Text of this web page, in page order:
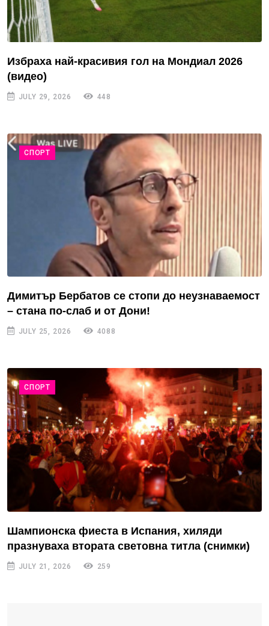
Избраха най-красивия гол на Мондиал 2026
(видео)
JULY 29, 2026 448
СПОРТ
Димитър Бербатов се стопи до неузнаваемост
– стана по-слаб и от Дони!
JULY 25, 2026 4088
СПОРТ
Шампионска фиеста в Испания, хиляди
празнуваха втората световна титла (снимки)
JULY 21, 2026 259